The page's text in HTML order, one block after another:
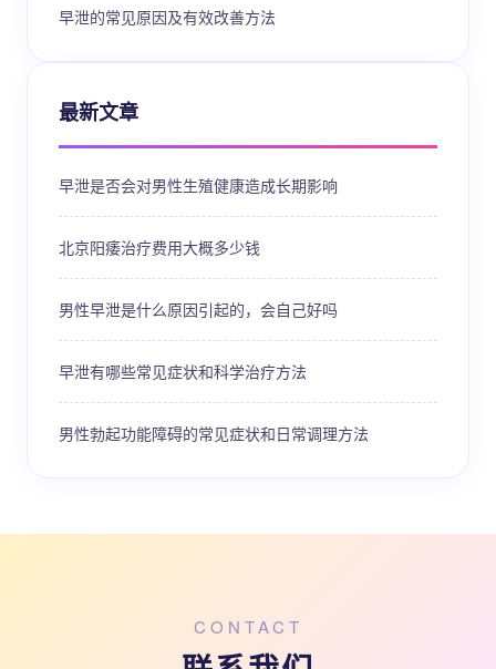
早泄的常见原因及有效改善方法
最新文章
早泄是否会对男性生殖健康造成长期影响
北京阳痿治疗费用大概多少钱
男性早泄是什么原因引起的，会自己好吗
早泄有哪些常见症状和科学治疗方法
男性勃起功能障碍的常见症状和日常调理方法
CONTACT